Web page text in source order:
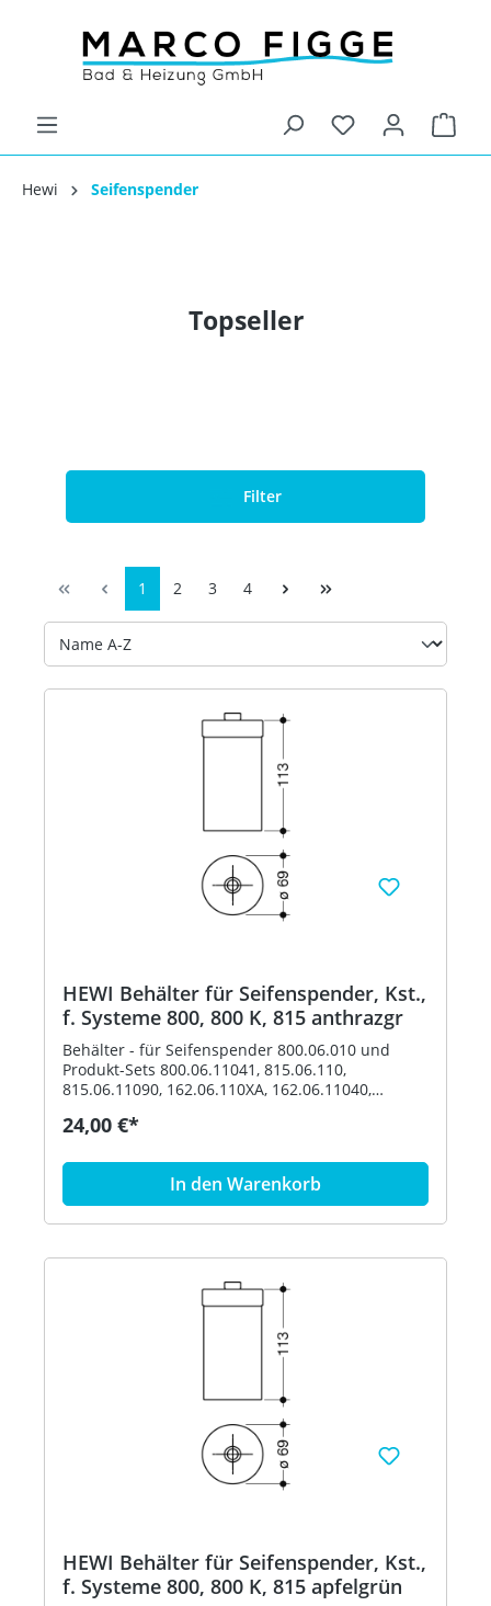
Hewi Seifenspender
Topseller
Filter
1 2 3 4
HEWI Behälter für Seifenspender, Kst.,
f. Systeme 800, 800 K, 815 anthrazgr
Behälter - für Seifenspender 800.06.010 und
Produkt-Sets 800.06.11041, 815.06.110,
815.06.11090, 162.06.110XA, 162.06.11040,
900.06.00160 und 900.06.001XA - Durchmesser
Polyamid nach HEWI Farbtabelle Artikel: HEWI
24,00 €*
In den Warenkorb
HEWI Behälter für Seifenspender, Kst.,
f. Systeme 800, 800 K, 815 apfelgrün